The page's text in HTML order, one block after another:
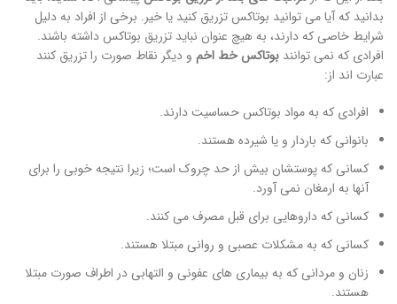
بدانید که آیا می توانید بوتاکس تزریق کنید یا خیر. برخی از افراد به دلیل
شرایط خاصی که دارند، به هیچ عنوان نباید تزریق بوتاکس داشته باشند.
افرادی که نمی توانند بوتاکس خط اخم و دیگر نقاط صورت را تزریق کنند
عبارت اند از:
افرادی که به مواد بوتاکس حساسیت دارند.
بانوانی که باردار و یا شیرده هستند.
کسانی که پوستشان بیش از حد چروک است؛ زیرا نتیجه خوبی را برای
آنها به ارمغان نمی آورد.
کسانی که داروهایی برای قبل مصرف می کنند.
کسانی که به مشکلات عصبی و روانی مبتلا هستند.
زنان و مردانی که به بیماری های عفونی و التهابی در اطراف صورت مبتلا
هستند.